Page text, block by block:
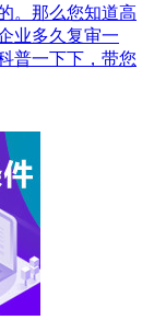
。那么您知道高
业多久复审一
普一下下，带您